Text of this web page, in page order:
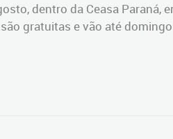
dentro da Ceasa Paraná,
gratuitas e vão até